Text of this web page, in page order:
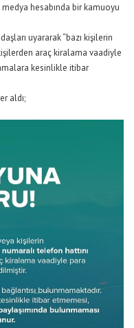
hesabında bir kamuoyu
uyararak “bazı kişilerin
araç kiralama vaadiyle
kesinlikle itibar
aldı;